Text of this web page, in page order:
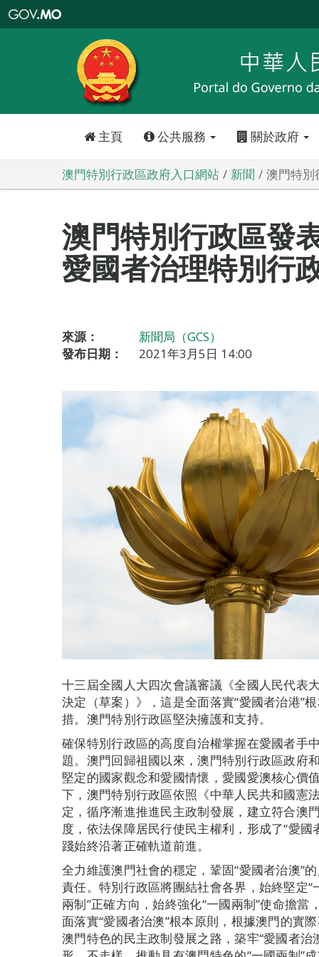
特
政
區
政
口
主頁 公共服務 關於政府
澳門特別行政區政府入口網站 新聞 澳門特別
澳門特別行政區發
愛國者治理特別行
來源：
新聞局（GCS）
發布日期：
2021年3月5日 14:00
十三屆全國人大四次會議審議《全國人民代表
決定（草案）》，這是全面落實“愛國者治港”
措。澳門特別行政區堅決擁護和支持。
確保特別行政區的高度自治權掌握在愛國者手
題。澳門回歸祖國以來，澳門特別行政區政府
堅定的國家觀念和愛國情懷，愛國愛澳核心價
下，澳門特別行政區依照《中華人民共和國憲
定，循序漸進推進民主政制發展，建立符合澳
度，依法保障居民行使民主權利，形成了“愛
踐始終沿著正確軌道前進。
全力維護澳門社會的穩定，鞏固“愛國者治澳”
責任。特別行政區將團結社會各界，始終堅定
兩制”正確方向，始終強化“一國兩制”使命擔當
面落實“愛國者治澳”根本原則，根據澳門的實
澳門特色的民主政制發展之路，築牢“愛國者治